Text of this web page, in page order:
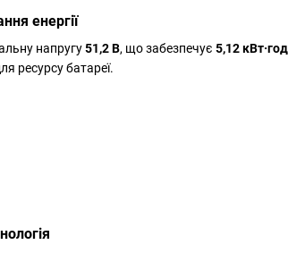
енергії
напругу51,2 В, що забезпечує 5,12
ресурсу батареї.